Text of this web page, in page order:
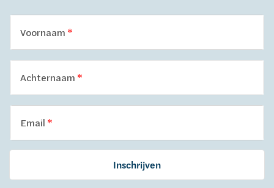
Voornaam
Achternaam
Email
Inschrijven